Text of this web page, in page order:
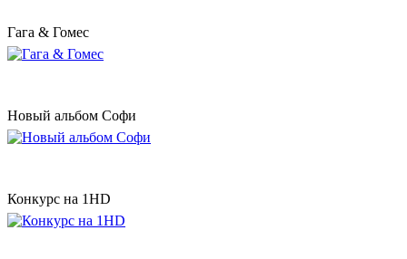
Гага & Гомес
Новый альбом Софи
Конкурс на 1HD